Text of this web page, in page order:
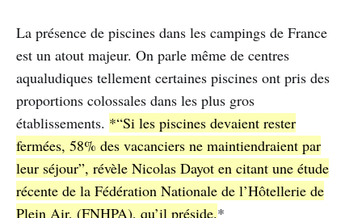
La présence de piscines dans les campings de France
est un atout majeur. On parle même de centres
aqualudiques tellement certaines piscines ont pris des
proportions colossales dans les plus gros
établissements. *“Si les piscines devaient rester
fermées, 58% des vacanciers ne maintiendraient par
leur séjour”, révèle Nicolas Dayot en citant une étude
récente de la Fédération Nationale de l’Hôtellerie de
Plein Air, (FNHPA), qu’il préside.*